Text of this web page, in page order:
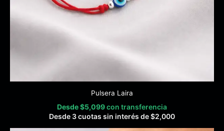
Pulsera Laira
Desde$5,099con transferencia
Desde 3 cuotas sin interés de$2,000